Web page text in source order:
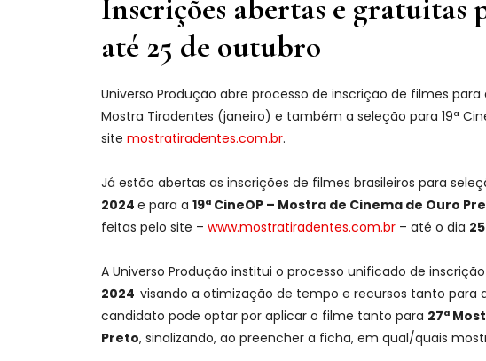
Inscrições abertas e gratuitas
até 25 de outubro
Universo Produção abre processo de inscrição de filmes
Mostra Tiradentes (janeiro) e também a seleção para 19ª
site mostratiradentes.com.br.
Já estão abertas as inscrições de filmes brasileiros para
2024 e para a 19ª CineOP – Mostra de Cinema de Ouro
feitas pelo site – www.mostratiradentes.com.br – até o dia
A Universo Produção institui o processo unificado de
2024 visando a otimização de tempo e recursos tanto para
candidato pode optar por aplicar o filme tanto para 27ª
Preto, sinalizando, ao preencher a ficha, em qual/quais